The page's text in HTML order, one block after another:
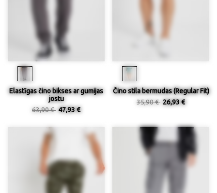
Elastīgas čino bikses ar gumijas
jostu
63,90 € 47,93 €
Čino stila bermudas (Regular Fit)
35,90 € 26,93 €